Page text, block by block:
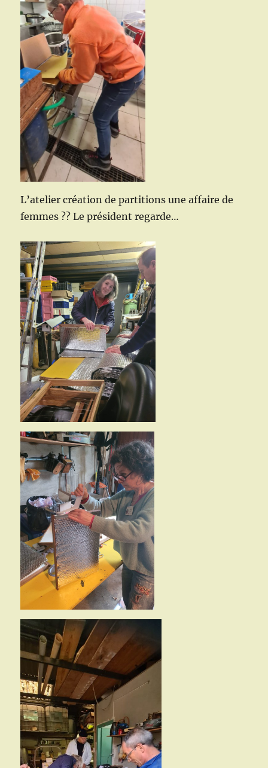
L’atelier création de partitions une affaire de
femmes ?? Le président regarde…